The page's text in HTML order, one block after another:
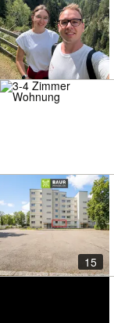
15